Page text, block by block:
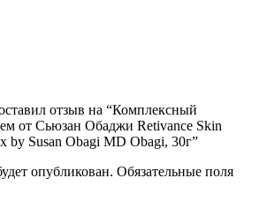
отзыв на “Комплексный
от Сьюзан Обаджи Retivance Skin
by Susan Obagi MD Obagi, 30г”
опубликован. Обязательные поля